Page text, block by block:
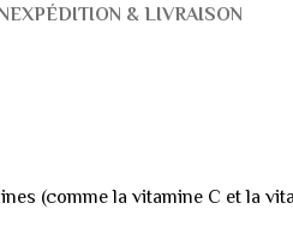
EXPÉDITION & LIVRAISON
(comme la vitamine C et la